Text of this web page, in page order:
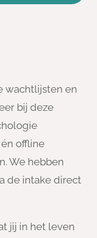
wachtlijsten en
bij deze
offline
We hebben
de intake direct
jij in het leven